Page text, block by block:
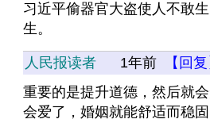
习近平偷器官大盗使人不敢
生。
人民报读者 1年前
【回复
重要的是提升道德，然后就会
会爱了，婚姻就能舒适而稳